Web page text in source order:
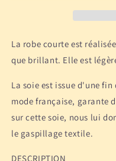
La robe courte est
que brillant. Elle est
La soie est issue d'une
mode française, garante
sur cette soie, nous lui
le gaspillage textile.
DESCRIPTION